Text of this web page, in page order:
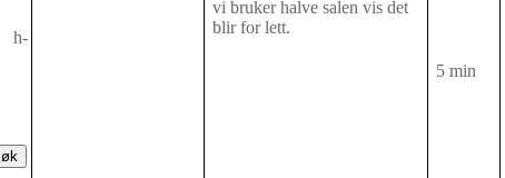
h-
vi bruker halve salen vis det
blir for lett.
5 min